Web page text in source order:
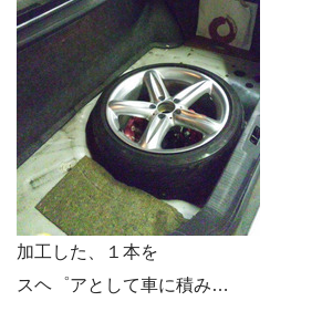
加工した、１本を
スヘ゜アとして車に積み…